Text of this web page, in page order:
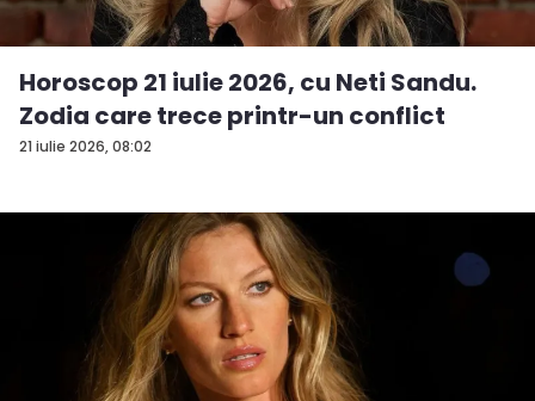
21 iulie 2026, 08:02
Horoscop 21 iulie 2026, cu Neti Sandu.
Zodia care trece printr-un conflict